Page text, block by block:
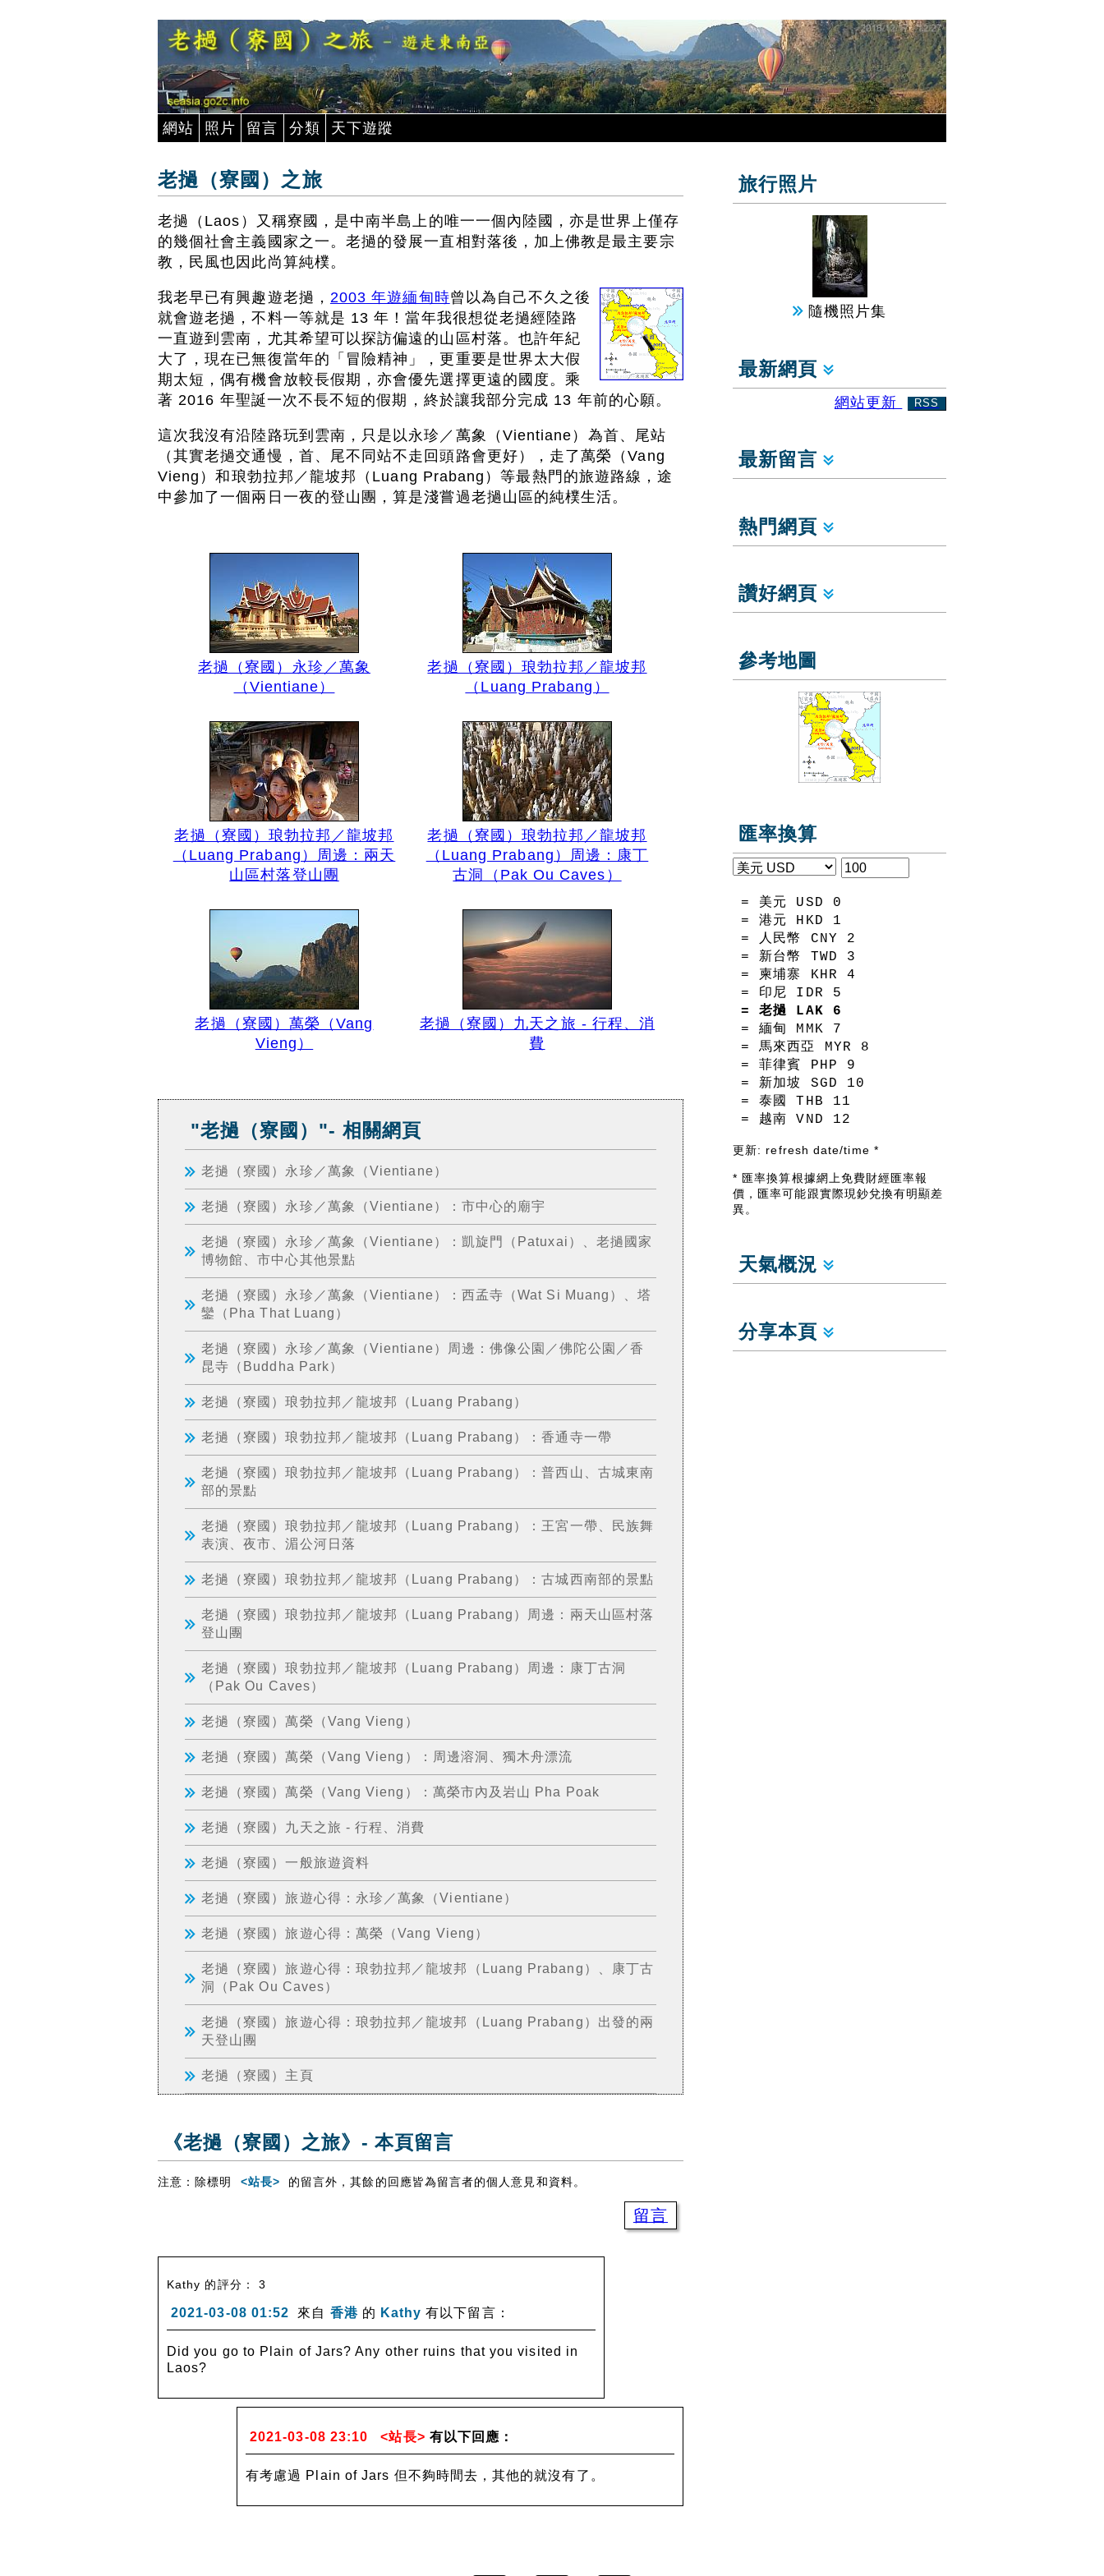
網站 照片 留言 分類 天下遊蹤
老撾（寮國）之旅
老撾（Laos）又稱寮國，是中南半島上的唯一一個內陸國，亦是世界上僅存
的幾個社會主義國家之一。老撾的發展一直相對落後，加上佛教是最主要宗
教，民風也因此尚算純樸。
我老早已有興趣遊老撾， 2003 年遊緬甸時曾以為自己不久之後
就會遊老撾，不料一等就是 13 年！當年我很想從老撾經陸路
一直遊到雲南，尤其希望可以探訪偏遠的山區村落。也許年紀
大了，現在已無復當年的「冒險精神」，更重要是世界太大假
期太短，偶有機會放較長假期，亦會優先選擇更遠的國度。乘
著 2016 年聖誕一次不長不短的假期，終於讓我部分完成 13 年前的心願。
這次我沒有沿陸路玩到雲南，只是以永珍／萬象（Vientiane）為首、尾站
（其實老撾交通慢，首、尾不同站不走回頭路會更好），走了萬榮（Vang
Vieng）和琅勃拉邦／龍坡邦（Luang Prabang）等最熱門的旅遊路線，途
中參加了一個兩日一夜的登山團，算是淺嘗過老撾山區的純樸生活。
老撾（寮國）永珍／萬象
（Vientiane）
老撾（寮國）琅勃拉邦／龍坡邦
（Luang Prabang）
老撾（寮國）琅勃拉邦／龍坡邦
（Luang Prabang）周邊：兩天
山區村落登山團
老撾（寮國）琅勃拉邦／龍坡邦
（Luang Prabang）周邊：康丁
古洞（Pak Ou Caves）
老撾（寮國）萬榮（Vang
Vieng）
老撾（寮國）九天之旅 - 行程、消
費
"老撾（寮國）"- 相關網頁
老撾（寮國）永珍／萬象（Vientiane）
老撾（寮國）永珍／萬象（Vientiane）：市中心的廟宇
老撾（寮國）永珍／萬象（Vientiane）：凱旋門（Patuxai）、老撾國家
博物館、市中心其他景點
老撾（寮國）永珍／萬象（Vientiane）：西孟寺（Wat Si Muang）、塔
鑾（Pha That Luang）
老撾（寮國）永珍／萬象（Vientiane）周邊：佛像公園／佛陀公園／香
昆寺（Buddha Park）
老撾（寮國）琅勃拉邦／龍坡邦（Luang Prabang）
老撾（寮國）琅勃拉邦／龍坡邦（Luang Prabang）：香通寺一帶
老撾（寮國）琅勃拉邦／龍坡邦（Luang Prabang）：普西山、古城東南
部的景點
老撾（寮國）琅勃拉邦／龍坡邦（Luang Prabang）：王宮一帶、民族舞
表演、夜市、湄公河日落
老撾（寮國）琅勃拉邦／龍坡邦（Luang Prabang）：古城西南部的景點
老撾（寮國）琅勃拉邦／龍坡邦（Luang Prabang）周邊：兩天山區村落
登山團
老撾（寮國）琅勃拉邦／龍坡邦（Luang Prabang）周邊：康丁古洞
（Pak Ou Caves）
老撾（寮國）萬榮（Vang Vieng）
老撾（寮國）萬榮（Vang Vieng）：周邊溶洞、獨木舟漂流
老撾（寮國）萬榮（Vang Vieng）：萬榮市內及岩山 Pha Poak
老撾（寮國）九天之旅 - 行程、消費
老撾（寮國）一般旅遊資料
老撾（寮國）旅遊心得：永珍／萬象（Vientiane）
老撾（寮國）旅遊心得：萬榮（Vang Vieng）
老撾（寮國）旅遊心得：琅勃拉邦／龍坡邦（Luang Prabang）、康丁古
洞（Pak Ou Caves）
老撾（寮國）旅遊心得：琅勃拉邦／龍坡邦（Luang Prabang）出發的兩
天登山團
老撾（寮國）主頁
《老撾（寮國）之旅》- 本頁留言
注意：除標明 <站長> 的留言外，其餘的回應皆為留言者的個人意見和資料。
留言
Kathy 的評分： 3
2021-03-08 01:52 來自 香港 的 Kathy 有以下留言：
Did you go to Plain of Jars? Any other ruins that you visited in
Laos?
2021-03-08 23:10 <站長> 有以下回應：
有考慮過 Plain of Jars 但不夠時間去，其他的就沒有了。
旅行照片
隨機照片集
最新網頁
網站更新 RSS
最新留言
熱門網頁
讚好網頁
參考地圖
匯率換算
= 美元 USD 0
= 港元 HKD 1
= 人民幣 CNY 2
= 新台幣 TWD 3
= 柬埔寨 KHR 4
= 印尼 IDR 5
= 老撾 LAK 6
= 緬甸 MMK 7
= 馬來西亞 MYR 8
= 菲律賓 PHP 9
= 新加坡 SGD 10
= 泰國 THB 11
= 越南 VND 12
更新: refresh date/time *
* 匯率換算根據網上免費財經匯率報
價，匯率可能跟實際現鈔兌換有明顯差
異。
天氣概況
分享本頁